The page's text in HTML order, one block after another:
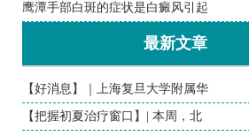
鹰潭手部白斑的症状是白癜风引起
最新文章
【好消息】｜上海复旦大学附属华
【把握初夏治疗窗口】| 本周，北